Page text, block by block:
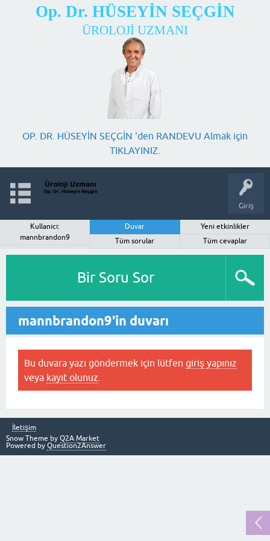
Op. Dr. HÜSEYİN SEÇGİN
ÜROLOJİ UZMANI
OP. DR. HÜSEYİN SEÇGİN 'den RANDEVU Almak için
TIKLAYINIZ.
Giriş
Kullanıcı:
mannbrandon9
Duvar
Yeni etkinlikler
Tüm sorular
Tüm cevaplar
Bir Soru Sor
mannbrandon9'in duvarı
Bu duvara yazı göndermek için lütfen giriş yapınız
veya kayıt olunuz
İletişim
Snow Theme by Q2A Market
Powered by Question2Answer